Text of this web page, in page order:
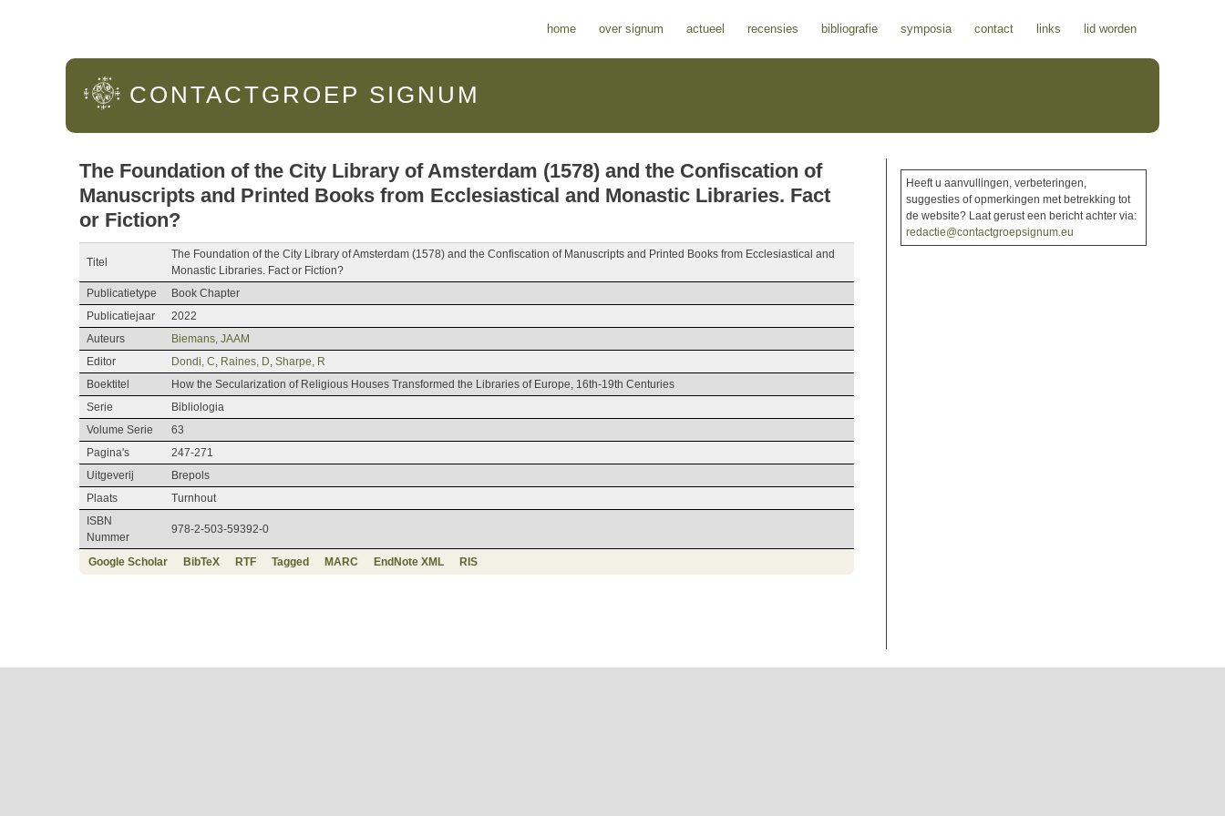
home over signum actueel recensies bibliografie symposia contact links lid worden
CONTACTGROEP SIGNUM
The Foundation of the City Library of Amsterdam (1578) and the Confiscation of
Manuscripts and Printed Books from Ecclesiastical and Monastic Libraries. Fact
or Fiction?
Titel
The Foundation of the City Library of Amsterdam (1578) and the Confiscation of Manuscripts and Printed Books from Ecclesiastical and
Monastic Libraries. Fact or Fiction?
Publicatietype
Book Chapter
Publicatiejaar
2022
Auteurs
Biemans, JAAM
Editor
Dondi, C Raines, D Sharpe, R
Boektitel
How the Secularization of Religious Houses Transformed the Libraries of Europe, 16th-19th Centuries
Serie
Bibliologia
Volume Serie
63
Pagina's
247-271
Uitgeverij
Brepols
Plaats
Turnhout
ISBN
Nummer
978-2-503-59392-0
Google Scholar BibTeX RTF Tagged MARC EndNote XML RIS
Heeft u aanvullingen, verbeteringen,
suggesties of opmerkingen met betrekking tot
de website? Laat gerust een bericht achter via:
redactie@contactgroepsignum.eu